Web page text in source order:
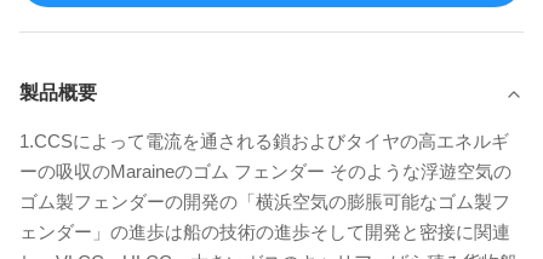
製品概要
1.CCSによって電流を通される鎖およびタイヤの高エネルギ
ーの吸収のMaraineのゴム フェンダー そのような浮遊空気の
ゴム製フェンダーの開発の「横浜空気の膨脹可能なゴム製フ
ェンダー」の進歩は船の技術の進歩そして開発と密接に関連